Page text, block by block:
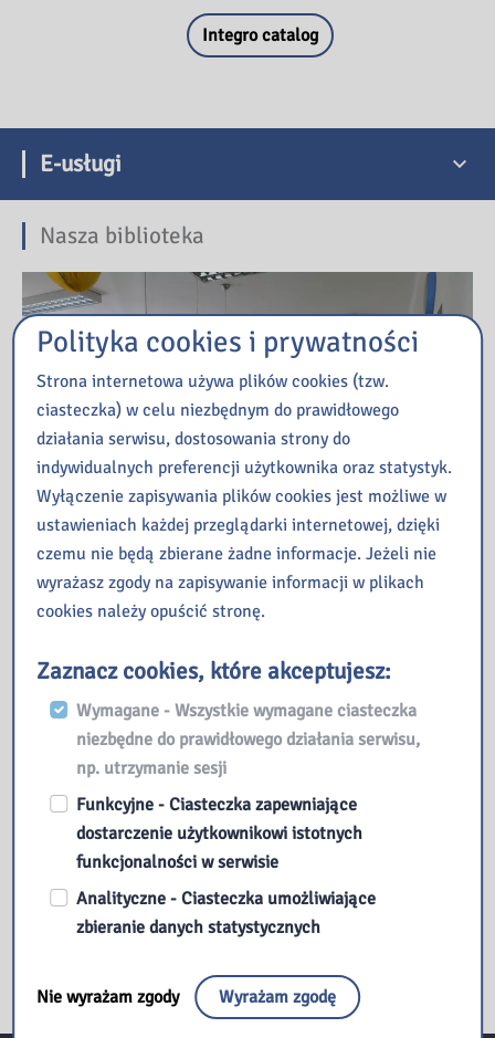
Integro catalog
E-usługi
Nasza biblioteka
Przeczytaj
Kopernik – czyli kosmiczna podróż w nieznane
ManiaLAB w bibliotece
Jak oni pracują, czyli poznajemy pracę bibliotekarza od
kulis – zajęcia dla młodzieży
Finał 1. edycji konkursu „Gwiazdki 2026” w Galerii
„Przecinek i Kropka”
Co działo się w naszej Bibliotece w mijającym tygodniu?
Polityka cookies i prywatności
Strona internetowa używa plików cookies (tzw.
ciasteczka) w celu niezbędnym do prawidłowego
działania serwisu, dostosowania strony do
indywidualnych preferencji użytkownika oraz statystyk.
Wyłączenie zapisywania plików cookies jest możliwe w
ustawieniach każdej przeglądarki internetowej, dzięki
czemu nie będą zbierane żadne informacje. Jeżeli nie
wyrażasz zgody na zapisywanie informacji w plikach
cookies należy opuścić stronę.
Zaznacz cookies, które akceptujesz:
Wymagane - Wszystkie wymagane ciasteczka
niezbędne do prawidłowego działania serwisu,
np. utrzymanie sesji
Funkcyjne - Ciasteczka zapewniające
dostarczenie użytkownikowi istotnych
funkcjonalności w serwisie
Analityczne - Ciasteczka umożliwiające
zbieranie danych statystycznych
Nie wyrażam zgody Wyrażam zgodę